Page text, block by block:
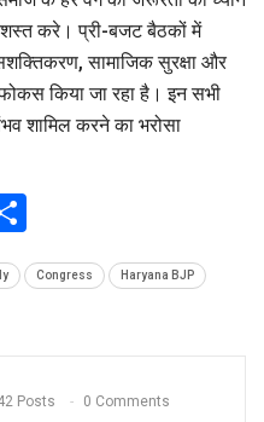
करे। प्री-बजट बैठकों में
सशक्तिकरण, सामाजिक सुरक्षा और
किया जा रहा है। इन सभी
शामिल करने का भरोसा
Congress Haryana BJP
Posts 0 Comments